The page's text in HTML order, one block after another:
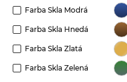
Farba Skla Modrá
Farba Skla Hnedá
Farba Skla Zlatá
Farba Skla Zelená